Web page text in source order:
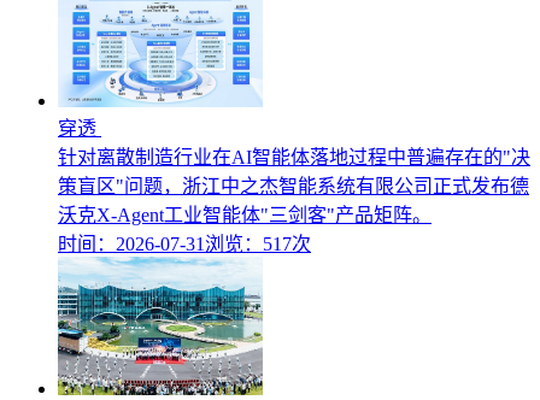
穿透
针对离散制造行业在AI智能体落地过程中普遍存在的"决
策盲区"问题，浙江中之杰智能系统有限公司正式发布德
沃克X-Agent工业智能体"三剑客"产品矩阵。
时间：2026-07-31 浏览：517次